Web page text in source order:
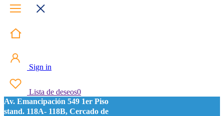
Sign in
Lista de deseos0
Av. Emancipación 549 1er Piso
stand. 118A- 118B, Cercado de